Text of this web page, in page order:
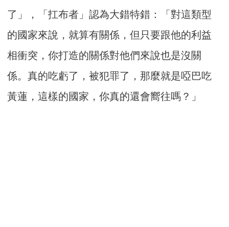
了」，「扛布者」認為大錯特錯：「對這類型
的國家來說，就算有關係，但只要跟他的利益
相衝突，你打造的關係對他們來說也是沒關
係。真的吃虧了，被犯罪了，那麼就是啞巴吃
黃蓮，這樣的國家，你真的還會嚮往嗎？」